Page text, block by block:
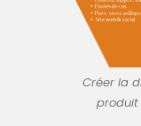
Créer la